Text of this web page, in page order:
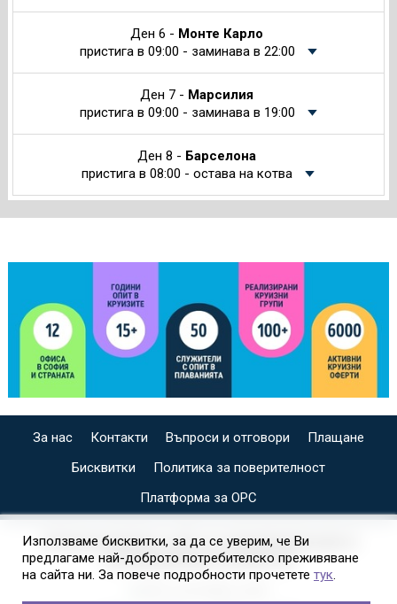
Ден 6 - Монте Карло
пристига в 09:00 - заминава в 22:00
Ден 7 - Марсилия
пристига в 09:00 - заминава в 19:00
Ден 8 - Барселона
пристига в 08:00 - остава на котва
За нас Контакти Въпроси и отговори
Плащане
Бисквитки
Политика за поверителност
Платформа за ОРС
СПЕЦИАЛИЗИРАН САЙТ ЗА ИНДИВИДУАЛНИ И
ОРГАНИЗИРАНИ КРУИЗИ НА
Използваме бисквитки, за да се уверим, че Ви
предлагаме най-доброто потребителско преживяване
на сайта ни. За повече подробности прочетете тук.